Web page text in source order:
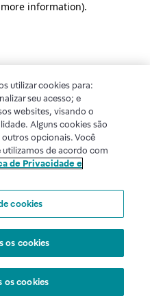
information).
utilizar cookies para:
seu acesso; e
websites, visando o
Alguns cookies são
outros opcionais. Você
utilizamos de acordo com
de Privacidade e
cookies
os cookies
os cookies